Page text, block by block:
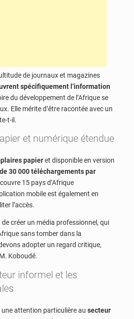
de journaux et magazines
spécifiquement l’information
du développement de l’Afrique se
Elle mérite d’être racontée avec un
t-il.
et numérique étendue
papieret disponible en version
30 000 téléchargements par
15 pays d’Afrique
mobile est également en
l’accès.
créer un média professionnel, qui
sans tomber dans la
adopter un regard critique,
Koboudé.
informel et les
attention particulière au secteur